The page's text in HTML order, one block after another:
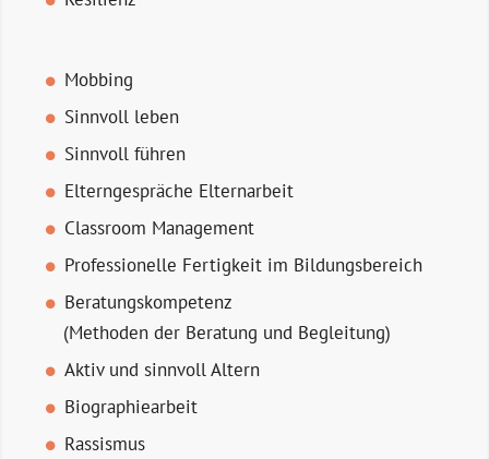
Mobbing
Sinnvoll leben
Sinnvoll führen
Elterngespräche Elternarbeit
Classroom Management
Professionelle Fertigkeit im Bildungsbereich
Beratungskompetenz
(Methoden der Beratung und Begleitung)
Aktiv und sinnvoll Altern
Biographiearbeit
Rassismus